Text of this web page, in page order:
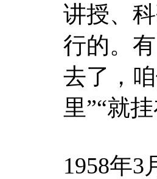
讲授、
行的。
去了，
里”“就
1958年